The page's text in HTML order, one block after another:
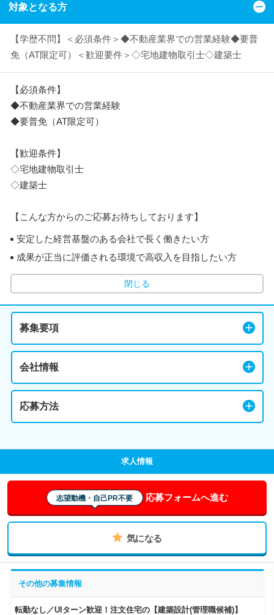
対象となる方
【学歴不問】＜必須条件＞◆不動産業界での営業経験◆要普
免（AT限定可）＜歓迎要件＞◇宅地建物取引士◇建築士
【必須条件】
◆不動産業界での営業経験
◆要普免（AT限定可）
【歓迎条件】
◇宅地建物取引士
◇建築士
【こんな方からのご応募お待ちしております】
安定した経営基盤のある会社で長く働きたい方
成果が正当に評価される環境で高収入を目指したい方
閉じる
募集要項
会社情報
応募方法
求人情報
志望動機・自己PR不要 応募フォームへ進む
気になる
その他の募集情報
転勤なし／UIターン歓迎！注文住宅の【建築設計(管理職候補)】